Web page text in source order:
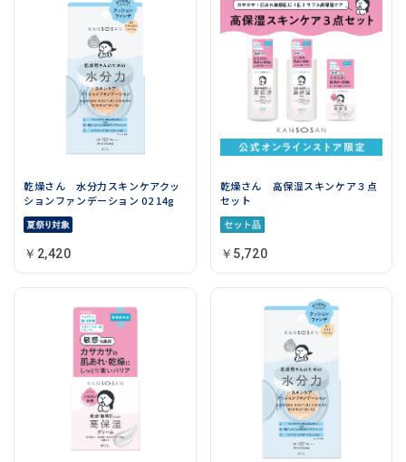
乾燥さん 水分力スキンケアクッ
ションファンデーション 02 14g
￥2,420
乾燥さん 高保湿スキンケア３点
セット
￥5,720